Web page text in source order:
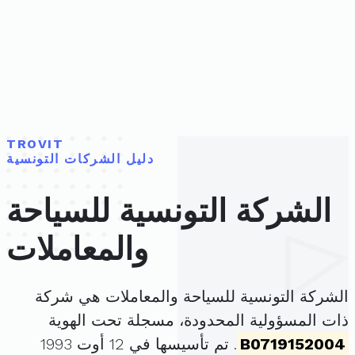
TROVIT
دليل الشركات التونسية
الشركة التونسية للسياحة
والمعاملات
الشركة التونسية للسياحة والمعاملات هي شركة
ذات المسؤولية المحدودة، مسجلة تحت الهوية
B0719152004
. تم تأسيسها في 12 أوت 1993